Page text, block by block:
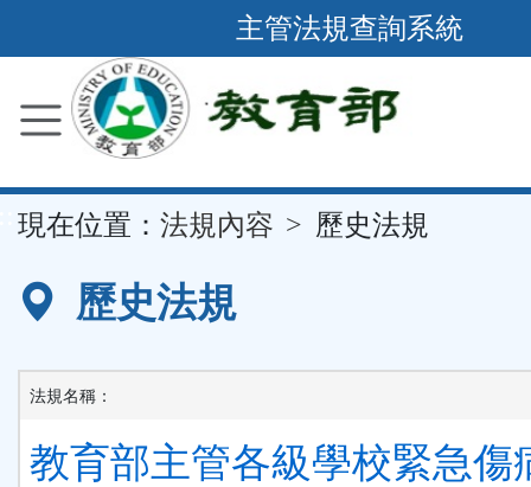
到
要
容
區
主管法規查詢系統
現在位置： 法規內容 歷史法規
歷史法規
法規名稱：
教育部主管各級學校緊急傷